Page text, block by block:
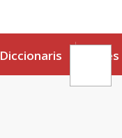
Diccionaris Eines